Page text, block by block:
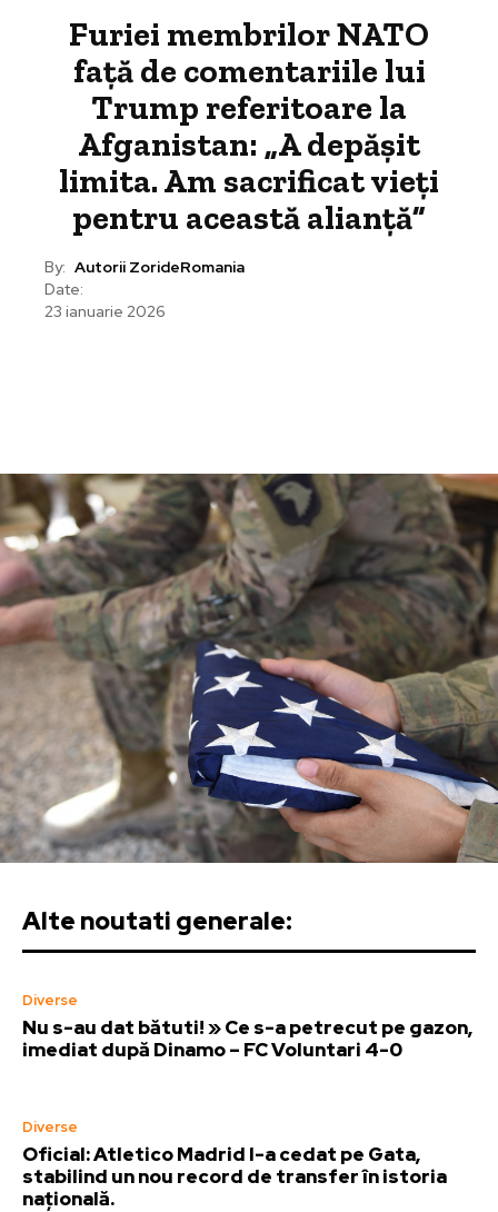
Furiei membrilor NATO
față de comentariile lui
Trump referitoare la
Afganistan: „A depășit
limita. Am sacrificat vieți
pentru această alianță”
By: Autorii ZorideRomania
Date:
23 ianuarie 2026
Alte noutati generale:
Diverse
Nu s-au dat bătuti! » Ce s-a petrecut pe gazon,
imediat după Dinamo – FC Voluntari 4-0
Diverse
Oficial: Atletico Madrid l-a cedat pe Gata,
stabilind un nou record de transfer în istoria
națională.